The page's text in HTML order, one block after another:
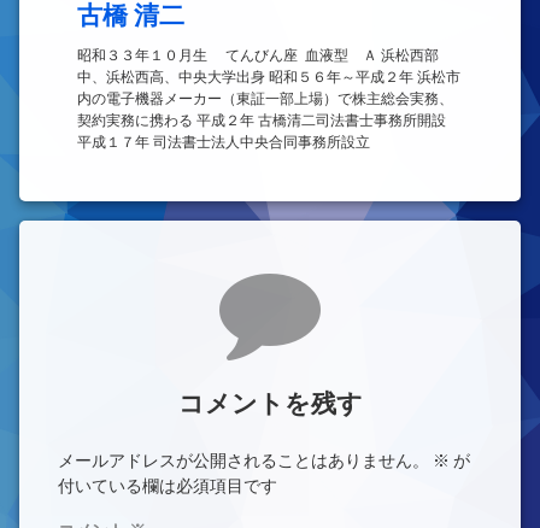
古橋 清二
昭和３３年１０月生 てんびん座 血液型 Ａ 浜松西部
中、浜松西高、中央大学出身 昭和５６年～平成２年 浜松市
内の電子機器メーカー（東証一部上場）で株主総会実務、
契約実務に携わる 平成２年 古橋清二司法書士事務所開設
平成１７年 司法書士法人中央合同事務所設立
コメントを残す
メールアドレスが公開されることはありません。 ※ が
付いている欄は必須項目です